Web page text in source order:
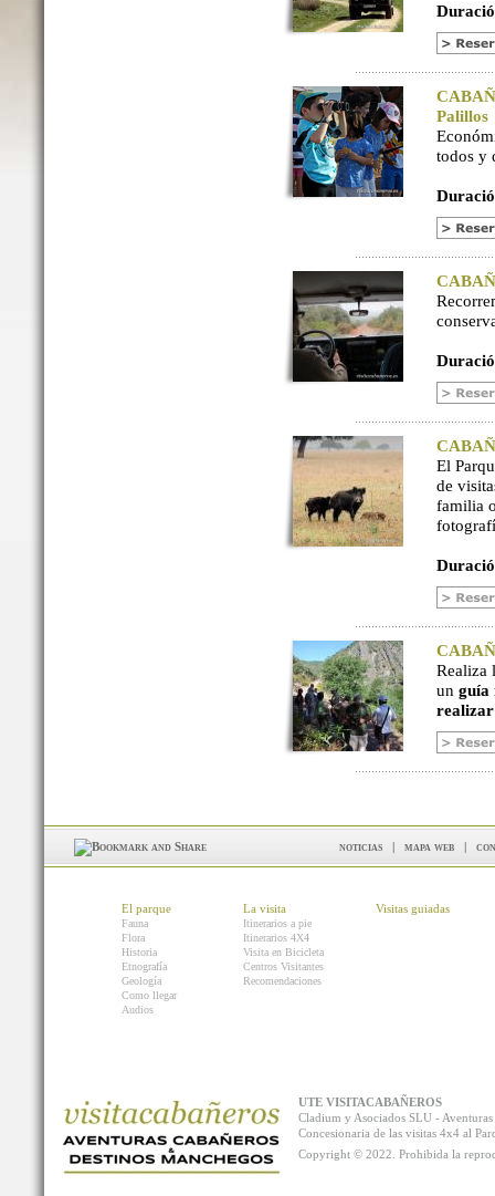
Palillos
todos y
El
de
familia
Realiza
un guía
noticias | mapa web |
El parque
Fauna
Flora
Historia
Etnografía
Geología
Como llegar
Audios
La visita
Itinerarios a pie
Itinerarios 4X4
Visita en Bicicleta
Centros Visitantes
Recomendaciones
Visitas guiadas
UTE VISITACABAÑEROS
Cladium y Asociados SLU -
Concesionaria de las visitas 4x4 al
Copyright © 2022. Prohibida la